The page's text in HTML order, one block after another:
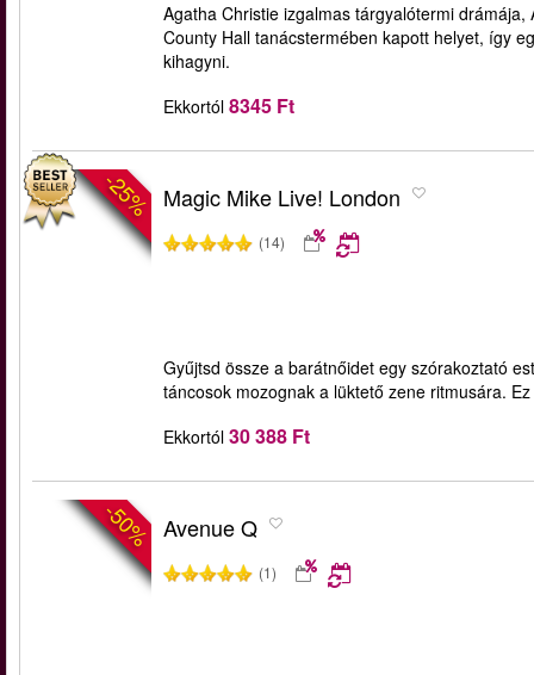
Agatha Christie izgalmas tárgyalótermi
County Hall tanácstermében kapott helyet, így
kihagyni.
Ekkortól 8345 Ft
-25% Magic Mike Live! London
(14)
Gyűjtsd össze a barátnőidet egy szórakoztató
táncosok mozognak a lüktető zene ritmusára.
Ekkortól 30 388 Ft
-50% Avenue Q
(1)